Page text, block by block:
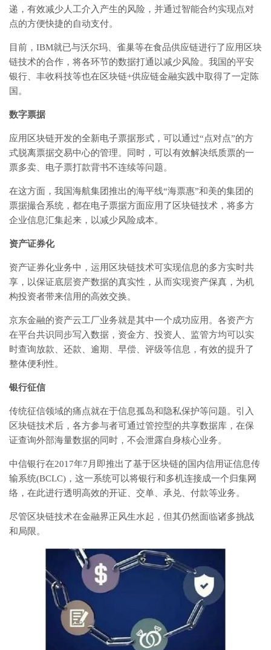
递，有效减少人工介入产生的风险，并通过智能合约实现点对
点的方便快捷的自动支付。
目前，IBM就已与沃尔玛、雀巢等在食品供应链进行了应用区块
链技术的合作，将各环节的数据打通以减少风险。我国的平安
银行、丰收科技等也在区块链+供应链金融实践中取得了一定陈
国。
数字票据
应用区块链开发的全新电子票据形式，可以通过“点对点”的方
式脱离票据交易中心的管理。同时，可以有效解决纸质票的一
票多卖、电子票打款背书不连续等问题。
在这方面，我国海航集团推出的海平线“海票惠”和美的集团的
票据撮合系统，都在电子票据方面应用了区块链技术，将多方
企业信息汇集起来，以减少风险成本。
资产证券化
资产证券化业务中，运用区块链技术可实现信息的多方实时共
享，以保证底层资产数据的真实性，从而实现资产保真，为机
构投资者带来信用的高效交换。
京东金融的资产云工厂业务就是其中一个成功应用。各资产方
在平台共识同步写入数据，资金方、投资人、监管方均可以实
时查询放款、还款、逾期、早偿、评级等信息，有效的提升了
整体便利性。
银行征信
传统征信领域的痛点就在于信息孤岛和隐私保护等问题。引入
区块链技术后，各方参与者可通过管控型的共享数据库，在保
证查询外部海量数据的同时，不会泄露自身核心业务。
中信银行在2017年7月即推出了基于区块链的国内信用证信息传
输系统(BCLC)，这一系统可以将银行和多机连接成一个归集网
络，在此进行透明高效的开证、交单、承兑、付款等业务。
尽管区块链技术在金融界正风生水起，但其仍然面临诸多挑战
和局限。